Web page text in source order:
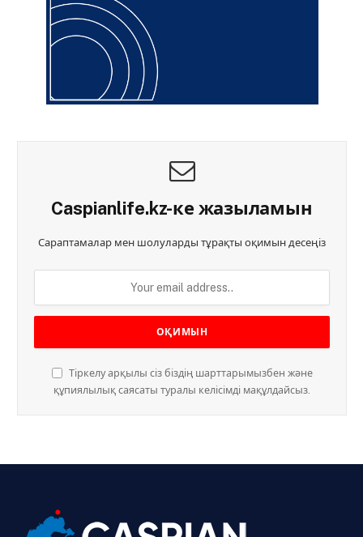
Caspianlife.kz-ке жазыламын
Сараптамалар мен шолуларды тұрақты оқимын десеңіз
Тіркелу арқылы сіз біздің шарттарымызбен және
құпиялылық саясаты туралы келісімді мақұлдайсыз.